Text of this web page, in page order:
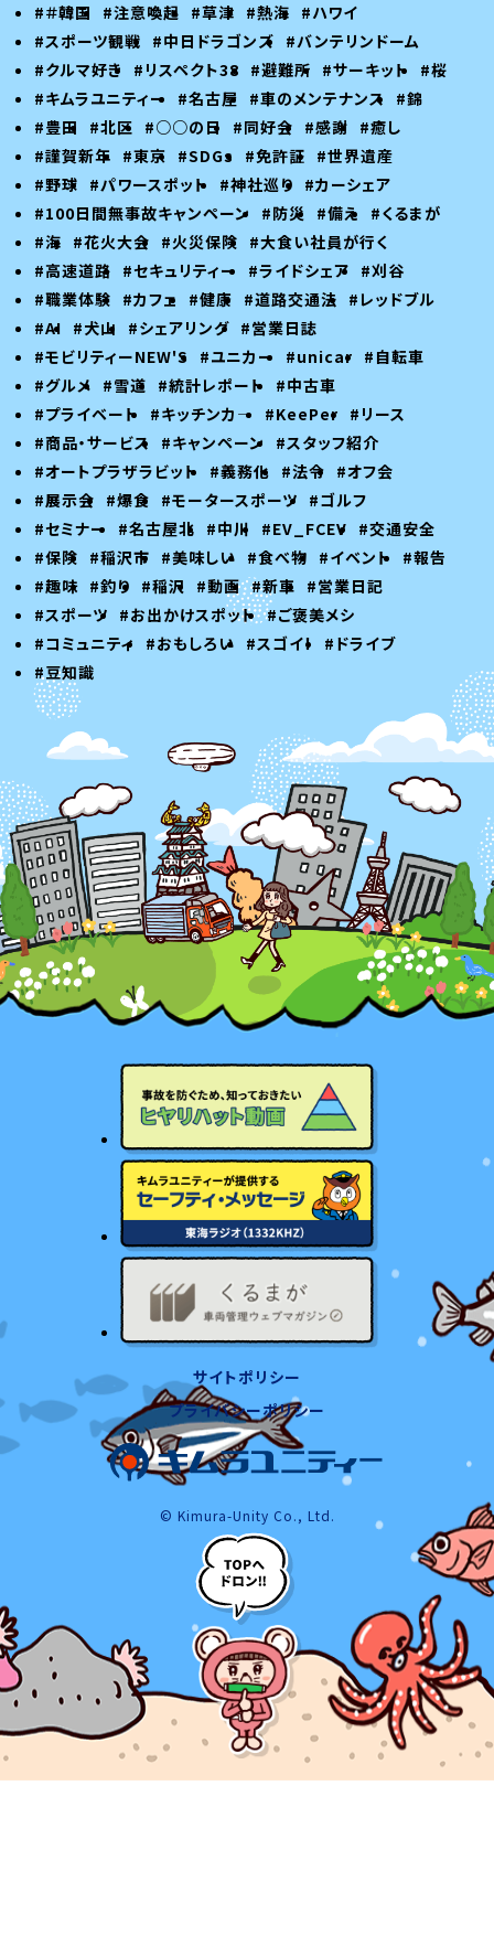
#＃韓国
#注意喚起 #草津 #熱海 #ハワイ
#スポーツ観戦 #中日ドラゴンズ #バンテリンドーム
#クルマ好き
#リスペクト38 #避難所 #サーキット
#桜
#キムラユニティー
#名古屋 #車のメンテナンス
#錦
#豊田
#北区 #○○の日 #同好会 #感謝 #癒し
#謹賀新年 #東京 #SDGs #免許証 #世界遺産
#野球 #パワースポット #神社巡り #カーシェア
#100日間無事故キャンペーン
#防災 #備え
#くるまが
#海 #花火大会 #火災保険 #大食い社員が行く
#高速道路 #セキュリティー #ライドシェア #刈谷
#職業体験 #カフェ #健康 #道路交通法 #レッドブル
#AI #犬山 #シェアリング #営業日誌
#モビリティーNEW'S
#ユニカー #unicar #自転車
#グルメ #雪道 #統計レポート
#中古車
#プライベート
#キッチンカ― #KeePer #リース
#商品・サービス
#キャンペーン
#スタッフ紹介
#オートプラザラビット
#義務化 #法令 #オフ会
#展示会 #爆食 #モータースポーツ #ゴルフ
#セミナー
#名古屋北 #中川 #EV_FCEV #交通安全
#保険 #稲沢市 #美味しい #食べ物 #イベント
#報告
#趣味 #釣り #稲沢 #動画 #新車 #営業日記
#スポーツ #お出かけスポット #ご褒美メシ
#コミュニティ
#おもしろい #スゴイ！
#ドライブ
#豆知識
サイトポリシー
プライバシーポリシー
© Kimura-Unity Co., Ltd.